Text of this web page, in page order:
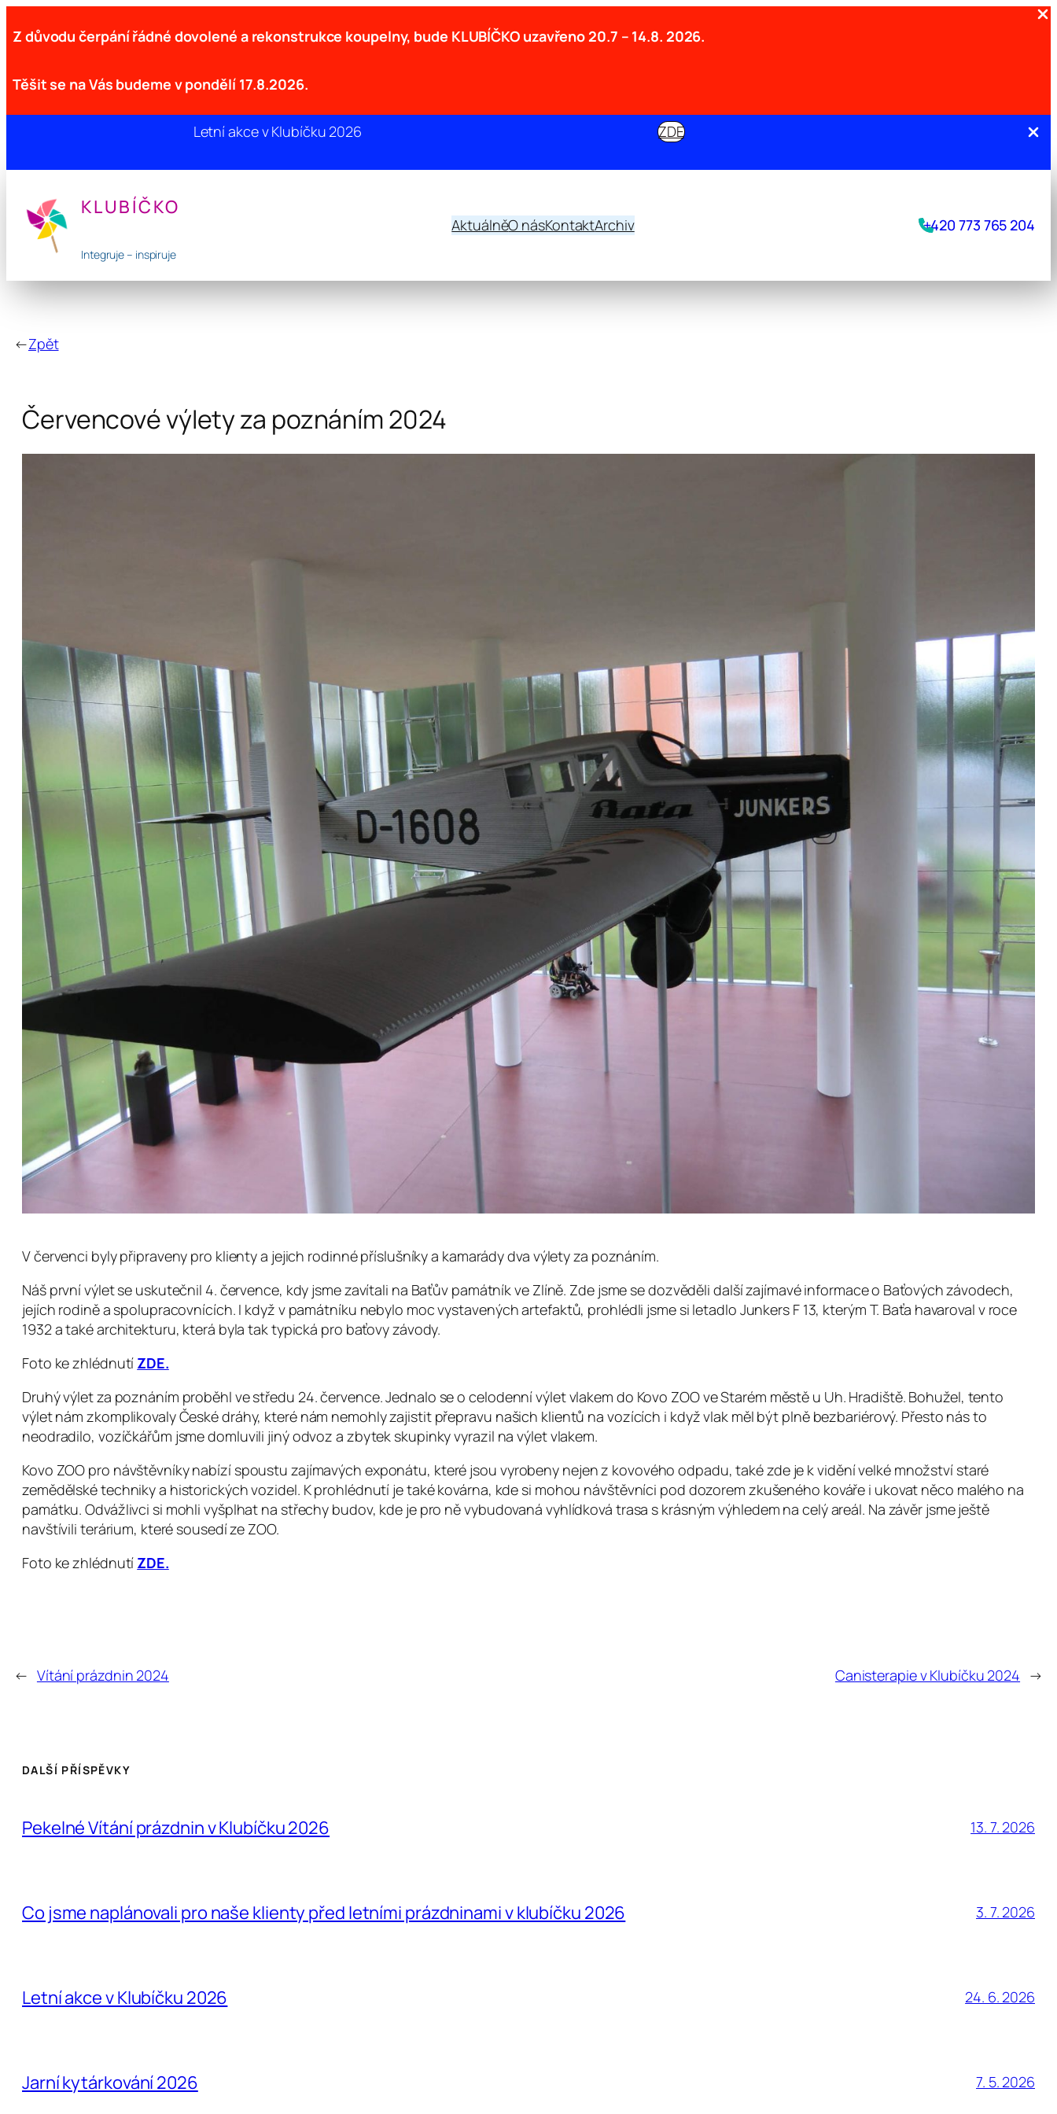
Z důvodu čerpání řádné dovolené a rekonstrukce koupelny, bude KLUBÍČKO uzavřeno 20.7 – 14.8. 2026.
Těšit se na Vás budeme v pondělí 17.8.2026.
Letní akce v Klubíčku 2026 ZDE
obsah
KLUBÍČKO
Integruje – inspiruje
AktuálněO násKontaktArchiv +420 773 765 204
←Zpět
Červencové výlety za poznáním 2024
V červenci byly připraveny pro klienty a jejich rodinné příslušníky a kamarády dva výlety za poznáním.
Náš první výlet se uskutečnil 4. července, kdy jsme zavítali na Baťův památník ve Zlíně. Zde jsme se dozvěděli další zajímavé informace o Baťových závodech,
jejích rodině a spolupracovnících. I když v památníku nebylo moc vystavených artefaktů, prohlédli jsme si letadlo Junkers F 13, kterým T. Baťa havaroval v roce
1932 a také architekturu, která byla tak typická pro baťovy závody.
Foto ke zhlédnutí ZDE.
Druhý výlet za poznáním proběhl ve středu 24. července. Jednalo se o celodenní výlet vlakem do Kovo ZOO ve Starém městě u Uh. Hradiště. Bohužel, tento
výlet nám zkomplikovaly České dráhy, které nám nemohly zajistit přepravu našich klientů na vozících i když vlak měl být plně bezbariérový. Přesto nás to
neodradilo, vozíčkářům jsme domluvili jiný odvoz a zbytek skupinky vyrazil na výlet vlakem.
Kovo ZOO pro návštěvníky nabízí spoustu zajímavých exponátu, které jsou vyrobeny nejen z kovového odpadu, také zde je k vidění velké množství staré
zemědělské techniky a historických vozidel. K prohlédnutí je také kovárna, kde si mohou návštěvníci pod dozorem zkušeného kováře i ukovat něco malého na
památku. Odvážlivci si mohli vyšplhat na střechy budov, kde je pro ně vybudovaná vyhlídková trasa s krásným výhledem na celý areál. Na závěr jsme ještě
navštívili terárium, které sousedí ze ZOO.
Foto ke zhlédnutí ZDE.
← Vítání prázdnin 2024 Canisterapie v Klubíčku 2024 →
DALŠÍ PŘÍSPĚVKY
Pekelné Vítání prázdnin v Klubíčku 2026 13. 7. 2026
Co jsme naplánovali pro naše klienty před letními prázdninami v klubíčku 2026 3. 7. 2026
Letní akce v Klubíčku 2026 24. 6. 2026
Jarní kytárkování 2026 7. 5. 2026